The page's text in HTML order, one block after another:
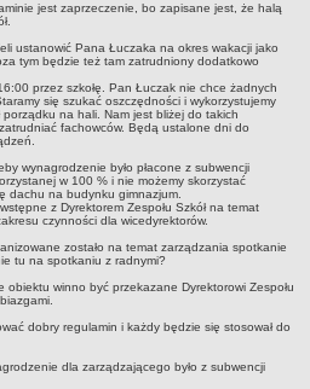
zezwoleń na prowadzenie
i Zbiorowego Odprowadzania
w zakresie opróżniania zbiorników
budżetu
jest zaprzeczenie, bo zapisane jest, że halą
ustanowić Pana Łuczaka na okres wakacji jako
tym będzie też tam zatrudniony dodatkowo
przez szkołę. Pan Łuczak nie chce żadnych
się szukać oszczędności i wykorzystujemy
na hali. Nam jest bliżej do takich
fachowców. Będą ustalone dni do
wynagrodzenie było płacone z subwencji
w 100 % i nie możemy skorzystać
dachu na budynku gimnazjum.
z Dyrektorem Zespołu Szkół na temat
czynności dla wicedyrektorów.
zostało na temat zarządzania spotkanie
tu na spotkaniu z radnymi?
winno być przekazane Dyrektorowi Zespołu
dobry regulamin i każdy będzie się stosował do
dla zarządzającego było z subwencji